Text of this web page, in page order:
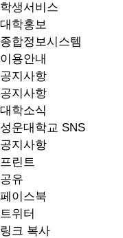
학생서비스
대학홍보
종합정보시스템
이용안내
공지사항
공지사항
대학소식
성운대학교 SNS
공지사항
프린트
공유
페이스북
트위터
링크 복사